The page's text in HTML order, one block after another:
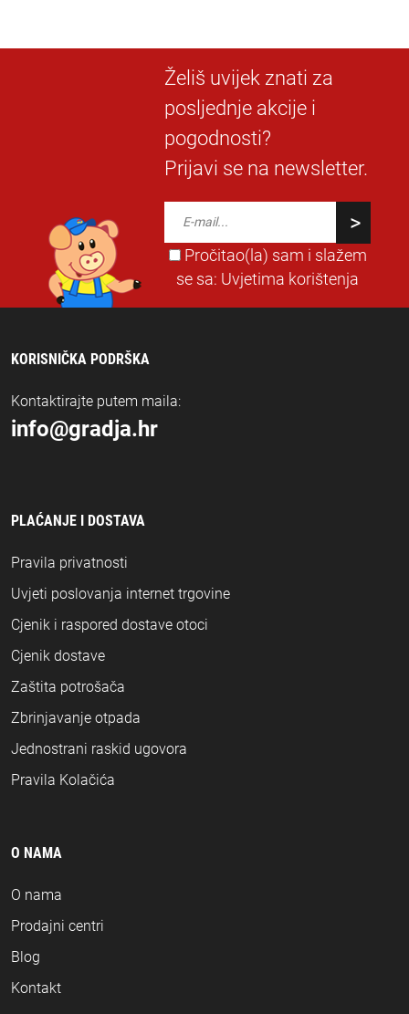
Želiš uvijek znati za
posljednje akcije i
pogodnosti?
Prijavi se na newsletter.
Pročitao(la) sam i slažem
se sa: Uvjetima korištenja
KORISNIČKA PODRŠKA
Kontaktirajte putem maila:
info@gradja.hr
PLAĆANJE I DOSTAVA
Pravila privatnosti
Uvjeti poslovanja internet trgovine
Cjenik i raspored dostave otoci
Cjenik dostave
Zaštita potrošača
Zbrinjavanje otpada
Jednostrani raskid ugovora
Pravila Kolačića
O NAMA
O nama
Prodajni centri
Blog
Kontakt